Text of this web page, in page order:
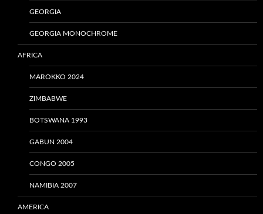
GEORGIA
GEORGIA MONOCHROME
AFRICA
MAROKKO 2024
ZIMBABWE
BOTSWANA 1993
GABUN 2004
CONGO 2005
NAMIBIA 2007
AMERICA